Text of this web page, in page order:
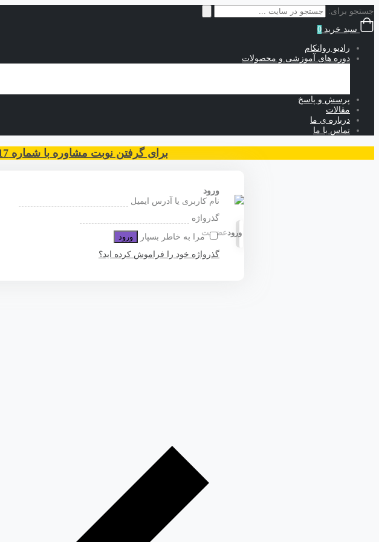
جستجو برای:
سبد خرید 0
رادیو روانکام
دوره های آموزشی و محصولات
پرسش و پاسخ
مقالات
درباره ی ما
تماس با ما
برای گرفتن نوبت مشاوره با شماره 09016196817 هماهنگ فرمایید.
ورودعضویت
ورود
نام کاربری یا آدرس ایمیل
گذرواژه
مرا به خاطر بسپار
ورود
گذرواژه خود را فراموش کرده اید؟